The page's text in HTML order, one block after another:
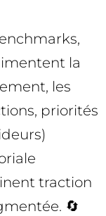
la
les
priorités
traction
🔄